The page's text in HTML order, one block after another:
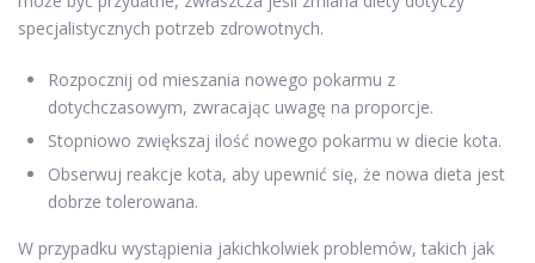
specjalistycznych potrzeb zdrowotnych.
Rozpocznij od mieszania nowego pokarmu z
dotychczasowym, zwracając uwagę na proporcje.
Stopniowo zwiększaj ilość nowego pokarmu w diecie kota.
Obserwuj reakcje kota, aby upewnić się, że nowa dieta jest
dobrze tolerowana.
W przypadku wystąpienia jakichkolwiek problemów, takich jak